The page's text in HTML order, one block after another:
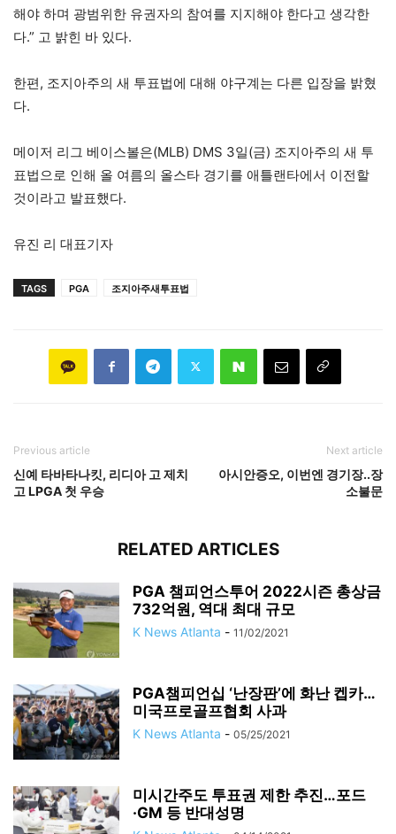
해야 하며 광범위한 유권자의 참여를 지지해야 한다고 생각한
다.” 고 밝힌 바 있다.
한편, 조지아주의 새 투표법에 대해 야구계는 다른 입장을 밝혔
다.
메이저 리그 베이스볼은(MLB) DMS 3일(금) 조지아주의 새 투
표법으로 인해 올 여름의 올스타 경기를 애틀랜타에서 이전할
것이라고 발표했다.
유진 리 대표기자
TAGS PGA 조지아주새투표법
Previous article
신예 타바타나킷, 리디아 고 제치
고 LPGA 첫 우승
Next article
아시안증오, 이번엔 경기장..장
소불문
RELATED ARTICLES
PGA 챔피언스투어 2022시즌 총상금
732억원, 역대 최대 규모
K News Atlanta - 11/02/2021
PGA챔피언십 ‘난장판’에 화난 켑카…
미국프로골프협회 사과
K News Atlanta - 05/25/2021
미시간주도 투표권 제한 추진…포드
·GM 등 반대성명